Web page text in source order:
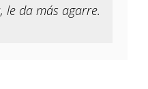
le da más agarre.